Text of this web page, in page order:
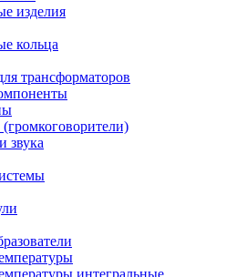
изделия
кольца
трансформаторов
звука
интегральные